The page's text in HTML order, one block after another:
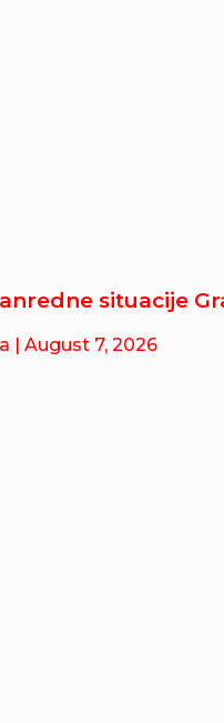
situacije
| August 7, 2026